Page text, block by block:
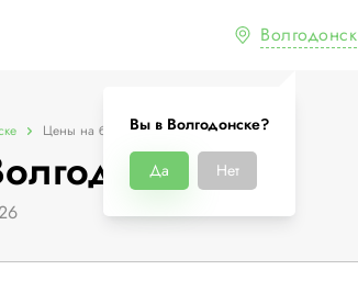
Волгодонск
Вы в Волгодонске?
Да Нет
Цены на бронзу